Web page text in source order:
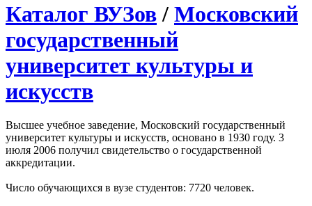
Каталог ВУЗов / Московский
государственный
университет культуры и
искусств
Высшее учебное заведение, Московский государственный
университет культуры и искусств, основано в 1930 году. 3
июля 2006 получил свидетельство о государственной
аккредитации.
Число обучающихся в вузе студентов: 7720 человек.